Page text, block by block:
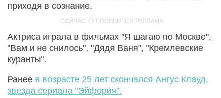
приходя в сознание.
Актриса играла в фильмах "Я шагаю по Москве",
"Вам и не снилось", "Дядя Ваня", "Кремлевские
куранты".
Ранее в возрасте 25 лет скончался Ангус Клауд,
звезда сериала "Эйфория".